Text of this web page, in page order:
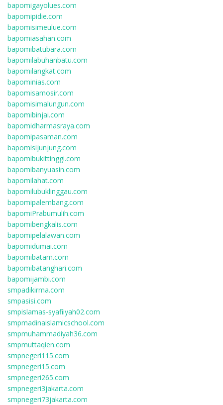
bapomigayolues.com
bapomipidie.com
bapomisimeulue.com
bapomiasahan.com
bapomibatubara.com
bapomilabuhanbatu.com
bapomilangkat.com
bapominias.com
bapomisamosir.com
bapomisimalungun.com
bapomibinjai.com
bapomidharmasraya.com
bapomipasaman.com
bapomisijunjung.com
bapomibukittinggi.com
bapomibanyuasin.com
bapomilahat.com
bapomilubuklinggau.com
bapomipalembang.com
bapomiPrabumulih.com
bapomibengkalis.com
bapomipelalawan.com
bapomidumai.com
bapomibatam.com
bapomibatanghari.com
bapomijambi.com
smpadikirma.com
smpasisi.com
smpislamas-syafiiyah02.com
smpmadinaislamicschool.com
smpmuhammadiyah36.com
smpmuttaqien.com
smpnegeri115.com
smpnegeri15.com
smpnegeri265.com
smpnegeri3jakarta.com
smpnegeri73jakarta.com